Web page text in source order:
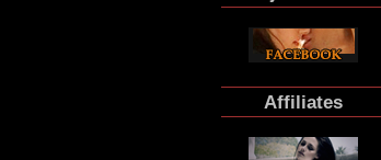
Affiliates